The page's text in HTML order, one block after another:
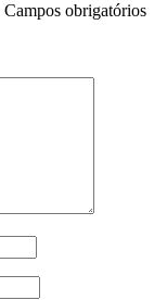
Campos obrigatórios